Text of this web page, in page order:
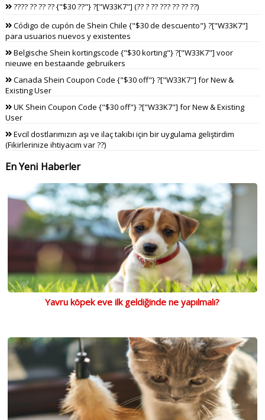
???? ?? ?? ?? {"$30 ??"} ?["W33K7"] (?? ? ?? ??? ?? ?? ??)
Código de cupón de Shein Chile {"$30 de descuento"} ?["W33K7"]
para usuarios nuevos y existentes
Belgische Shein kortingscode {"$30 korting"} ?["W33K7"] voor
nieuwe en bestaande gebruikers
Canada Shein Coupon Code {"$30 off"} ?["W33K7"] for New &
Existing User
UK Shein Coupon Code {"$30 off"} ?["W33K7"] for New & Existing
User
Evcil dostlarımızın aşı ve ilaç takibi için bir uygulama geliştirdim
(Fikirlerinize ihtiyacım var ??)
En Yeni Haberler
Yavru köpek eve ilk geldiğinde ne yapılmalı?